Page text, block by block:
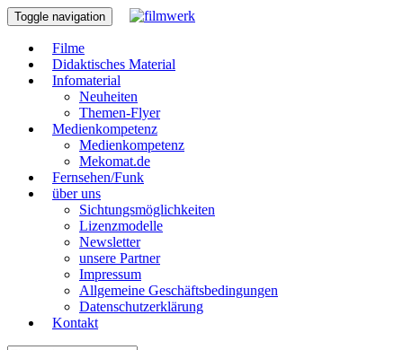
Toggle navigation
Filme
Didaktisches Material
Infomaterial
Neuheiten
Themen-Flyer
Medienkompetenz
Medienkompetenz
Mekomat.de
Fernsehen/Funk
über uns
Sichtungsmöglichkeiten
Lizenzmodelle
Newsletter
unsere Partner
Impressum
Allgemeine Geschäftsbedingungen
Datenschutzerklärung
Kontakt